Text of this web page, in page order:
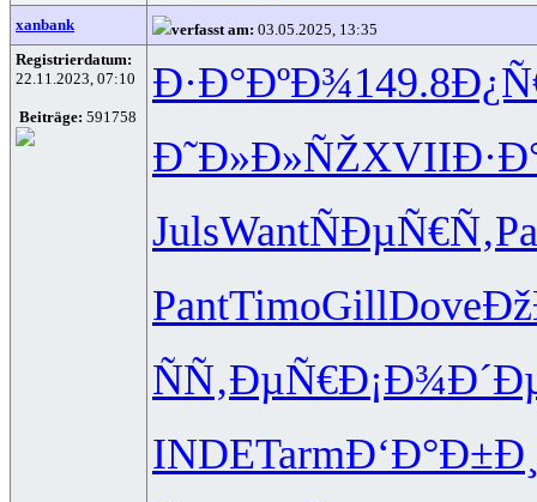
xanbank verfasst am: 03.05.2025, 13:35
Registrierdatum:
22.11.2023, 07:10
Beiträge: 591758
Ð·Ð°ÐºÐ¾149.8
Ð˜Ð»Ð»ÑŽXVII
JulsWantÑÐµÑ€Ñ‚
PantTimoGillDove
ÑÑ‚ÐµÑ€
INDETarm